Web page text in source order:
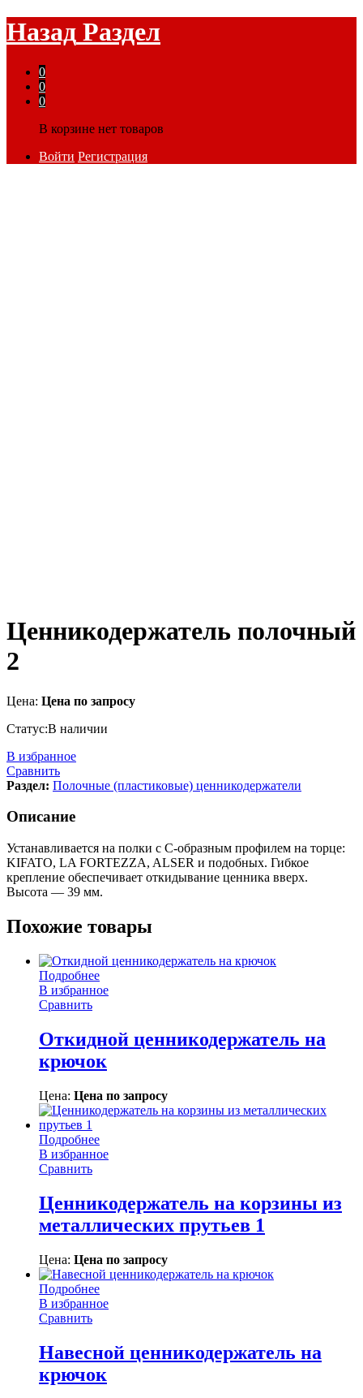
Назад Раздел
0
0
0
В корзине нет товаров
Войти Регистрация
Ценникодержатель полочный
2
Цена: Цена по запросу
Статус:В наличии
В избранное
Сравнить
Раздел: Полочные (пластиковые) ценникодержатели
Описание
Устанавливается на полки с С-образным профилем на торце:
KIFATO, LA FORTEZZA, ALSER и подобных. Гибкое
крепление обеспечивает откидывание ценника вверх.
Высота — 39 мм.
Похожие товары
Подробнее
В избранное
Сравнить
Откидной ценникодержатель на
крючок
Цена: Цена по запросу
Подробнее
В избранное
Сравнить
Ценникодержатель на корзины из
металлических прутьев 1
Цена: Цена по запросу
Подробнее
В избранное
Сравнить
Навесной ценникодержатель на
крючок